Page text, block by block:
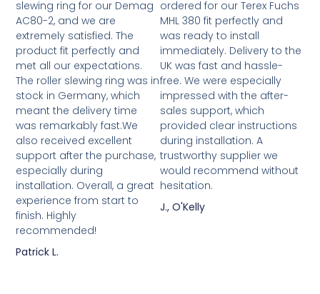
slewing ring for our Demag
AC80-2, and we are
extremely satisfied. The
product fit perfectly and
met all our expectations.
The roller slewing ring was in
stock in Germany, which
meant the delivery time
was remarkably fast.We
also received excellent
support after the purchase,
especially during
installation. Overall, a great
experience from start to
finish. Highly
recommended!
Patrick L.
ordered for our Terex Fuchs
MHL 380 fit perfectly and
was ready to install
immediately. Delivery to the
UK was fast and hassle-
free. We were especially
impressed with the after-
sales support, which
provided clear instructions
during installation. A
trustworthy supplier we
would recommend without
hesitation.
J., O'Kelly